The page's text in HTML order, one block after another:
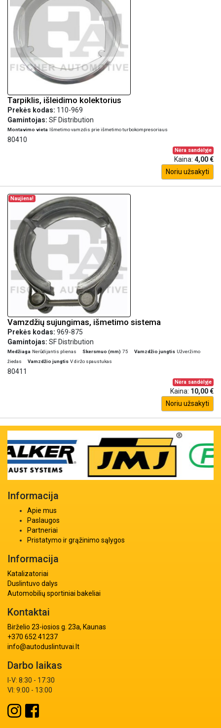
Tarpiklis, išleidimo kolektorius
Prekės kodas: 110-969
Gamintojas: SF Distribution
Montavimo vieta Išmetimo vamzdis prie išmetimo turbokompresoriaus
80410
Nėra sandėlyje
Kaina: 4,00 €
Noriu užsakyti
Naujiena!
Vamzdžių sujungimas, išmetimo sistema
Prekės kodas: 969-875
Gamintojas: SF Distribution
Medžiaga Nerūdijantis plienas Skersmuo (mm) 75 Vamzdžio jungtis Užveržimo
žiedas
Vamzdžio jungtis V diržo spaustukas
80411
Nėra sandėlyje
Kaina: 10,00 €
Noriu užsakyti
Informacija
Apie mus
Paslaugos
Partneriai
Pristatymo ir grąžinimo sąlygos
Informacija
Katalizatoriai
Duslintuvo dalys
Automobilių sportiniai bakeliai
Kontaktai
Birželio 23-iosios g. 23a, Kaunas
+370 652 41237
info@autoduslintuvai.lt
Darbo laikas
I-V: 8:30 - 17:30
VI: 9:00 - 13:00